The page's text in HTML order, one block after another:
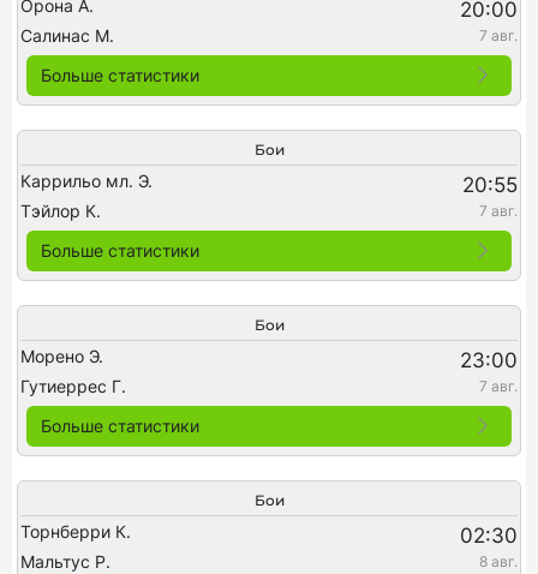
Орона А. 20:00
Салинас М. 7 авг.
Больше статистики
Бои
Каррильо мл. Э. 20:55
Тэйлор К. 7 авг.
Больше статистики
Бои
Морено Э. 23:00
Гутиеррес Г. 7 авг.
Больше статистики
Бои
Торнберри К. 02:30
Мальтус Р. 8 авг.